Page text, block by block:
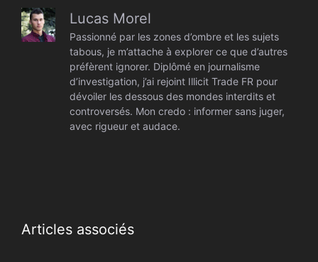
Lucas Morel
Passionné par les zones d’ombre et les sujets
tabous, je m’attache à explorer ce que d’autres
préfèrent ignorer. Diplômé en journalisme
d’investigation, j’ai rejoint Illicit Trade FR pour
dévoiler les dessous des mondes interdits et
controversés. Mon credo : informer sans juger,
avec rigueur et audace.
Articles associés